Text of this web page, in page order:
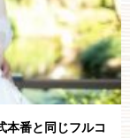
本番と同じフルコ